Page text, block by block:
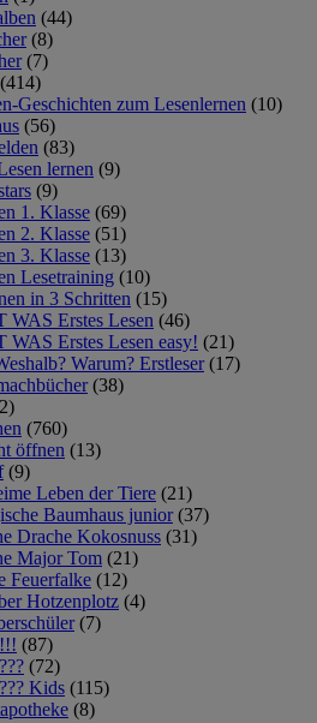
(44)
(8)
(7)
(414)
Geschichten zum Lesenlernen (10)
(56)
(83)
lernen (9)
(9)
1. Klasse (69)
2. Klasse (51)
3. Klasse (13)
Lesetraining (10)
in 3 Schritten (15)
WAS Erstes Lesen (46)
WAS Erstes Lesen easy! (21)
Warum? Erstleser (17)
(38)
(760)
öffnen (13)
(9)
Leben der Tiere (21)
Baumhaus junior (37)
Drache Kokosnuss (31)
Major Tom (21)
Feuerfalke (12)
Hotzenplotz (4)
(7)
(87)
(72)
Kids (115)
(8)